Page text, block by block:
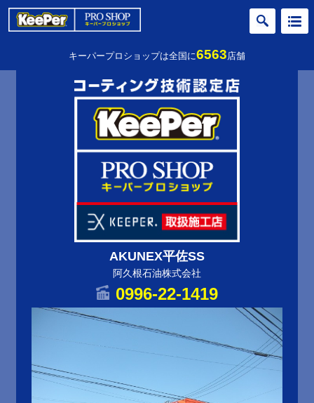
キーパープロショップは全国に6563店舗
AKUNEX平佐SS
阿久根石油株式会社
0996-22-1419